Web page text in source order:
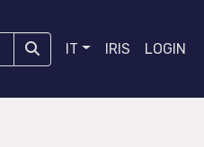
IT IRIS LOGIN